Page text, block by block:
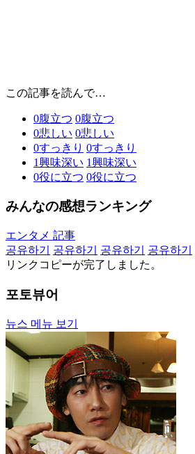
この記事を読んで…
0腹立つ 0腹立つ
0悲しい 0悲しい
0すっきり 0すっきり
1興味深い 1興味深い
0役に立つ 0役に立つ
みんなの感想ランキング
エンタメ 記事
공유하기
공유하기 공유하기 공유하기
リンクコピーが完了しました。
포토뷰어
뉴스 메뉴 보기